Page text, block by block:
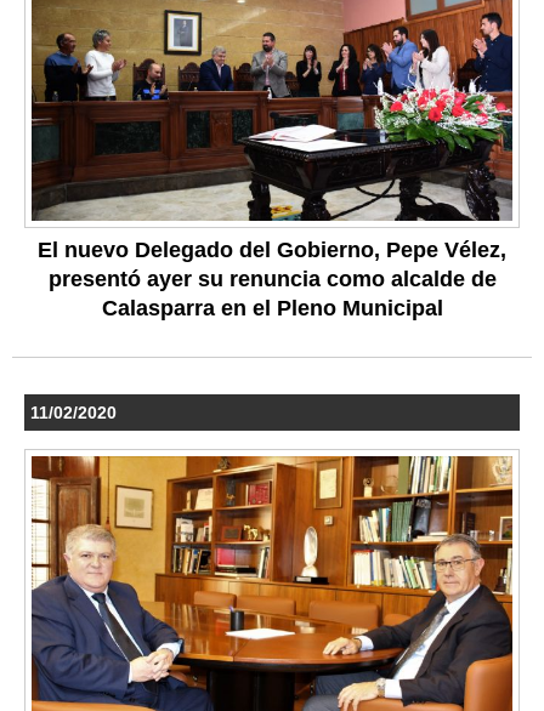
El nuevo Delegado del Gobierno, Pepe Vélez,
presentó ayer su renuncia como alcalde de
Calasparra en el Pleno Municipal
11/02/2020